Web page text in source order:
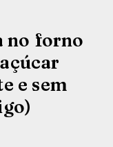
no forno
e sem